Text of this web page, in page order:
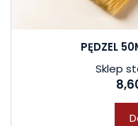
PĘDZEL
Sklep